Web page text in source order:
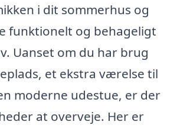
i dit sommerhus og
funktionelt og behageligt
Uanset om du har brug
et ekstra værelse til
moderne udestue, er der
at overveje. Her er